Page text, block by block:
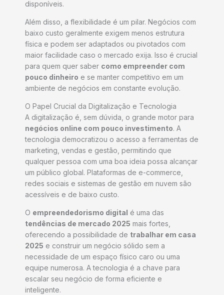
disponíveis.
Além disso, a flexibilidade é um pilar. Negócios com
baixo custo geralmente exigem menos estrutura
física e podem ser adaptados ou pivotados com
maior facilidade caso o mercado exija. Isso é crucial
para quem quer saber como empreender com
pouco dinheiro e se manter competitivo em um
ambiente de negócios em constante evolução.
O Papel Crucial da Digitalização e Tecnologia
A digitalização é, sem dúvida, o grande motor para
negócios online com pouco investimento. A
tecnologia democratizou o acesso a ferramentas de
marketing, vendas e gestão, permitindo que
qualquer pessoa com uma boa ideia possa alcançar
um público global. Plataformas de e-commerce,
redes sociais e sistemas de gestão em nuvem são
acessíveis e de baixo custo.
O empreendedorismo digital é uma das
tendências de mercado 2025 mais fortes,
oferecendo a possibilidade de trabalhar em casa
2025 e construir um negócio sólido sem a
necessidade de um espaço físico caro ou uma
equipe numerosa. A tecnologia é a chave para
escalar seu negócio de forma eficiente e
inteligente.